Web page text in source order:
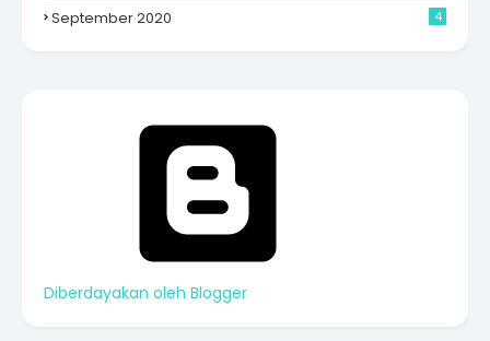
September 2020 4
Diberdayakan oleh Blogger